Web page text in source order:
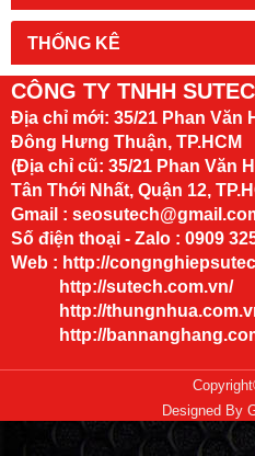
THỐNG KÊ
CÔNG TY TNHH
Địa chỉ mới: 35/21 Phan Văn
Đông Hưng Thuận, TP.HCM
(Địa chỉ cũ: 35/21 Phan Văn
Tân Thới Nhất, Quận 12,
Gmail :
Số điện thoại - Zalo : 0909
Web : http://
http://sutech.com.vn/
http://
http://
Designed By